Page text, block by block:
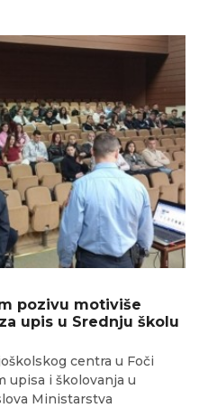
pozivu motiviše
upis u Srednju školu
centra u Foči
upisa i školovanja u
Ministarstva